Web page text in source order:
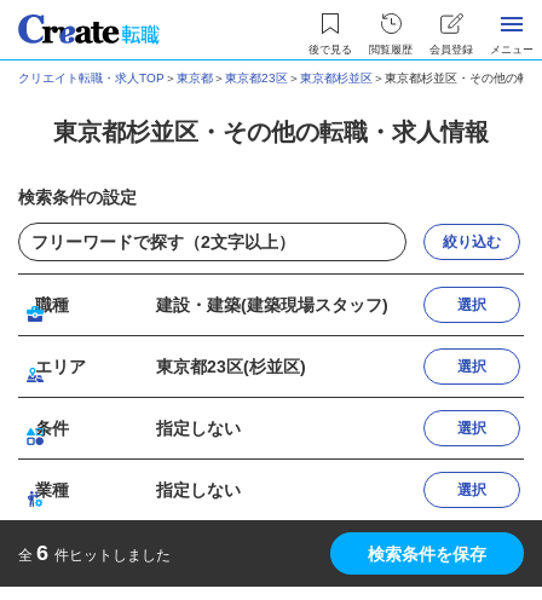
後で見る 閲覧履歴 会員登録 メニュー
クリエイト転職・求人TOP ＞東京都＞東京都23区＞東京都杉並区＞東京都杉並区・その他の転
東京都杉並区・その他の転職・求人情報
検索条件の設定
絞り込む
職種 建設・建築(建築現場スタッフ) 選択
エリア 東京都23区(杉並区) 選択
条件 指定しない 選択
業種 指定しない 選択
全 6 件ヒットしました 検索条件を保存